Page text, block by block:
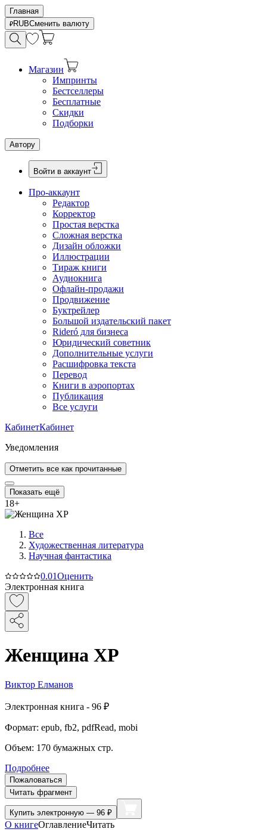
Главная
RUBСменить валюту
Магазин
Импринты
Бестселлеры
Бесплатные
Скидки
Подборки
Автору
Войти в аккаунт
Про-аккаунт
Редактор
Корректор
Простая верстка
Сложная верстка
Дизайн обложки
Иллюстрации
Тираж книги
Аудиокнига
Офлайн-продажи
Продвижение
Буктрейлер
Большой издательский пакет
Rideró для бизнеса
Юридический советник
Дополнительные услуги
Расшифровка текста
Перевод
Книги в аэропортах
Публикация
Все услуги
КабинетКабинет
Уведомления
Отметить все как прочитанные
Показать ещё
18+
Все
Художественная литература
Научная фантастика
0.01Оценить
Электронная книга
Женщина XP
Виктор Елманов
Электронная книга - 96 ₽
Формат: epub, fb2, pdfRead, mobi
Объем: 170 бумажных стр.
Подробнее
Пожаловаться
Читать фрагмент
Купить электронную — 96 ₽
О книгеОглавлениеЧитать